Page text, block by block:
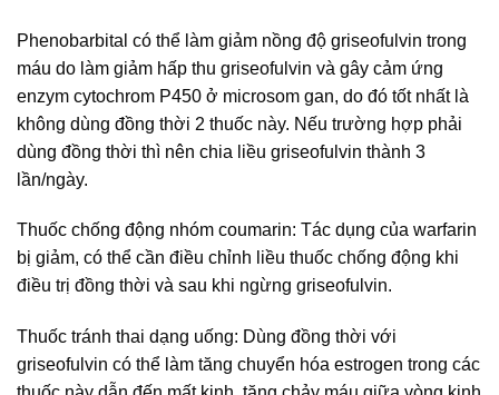
Phenobarbital có thể làm giảm nồng độ griseofulvin trong
máu do làm giảm hấp thu griseofulvin và gây cảm ứng
enzym cytochrom P450 ở microsom gan, do đó tốt nhất là
không dùng đồng thời 2 thuốc này. Nếu trường hợp phải
dùng đồng thời thì nên chia liều griseofulvin thành 3
lần/ngày.
Thuốc chống động nhóm coumarin: Tác dụng của warfarin
bị giảm, có thể cần điều chỉnh liều thuốc chống động khi
điều trị đồng thời và sau khi ngừng griseofulvin.
Thuốc tránh thai dạng uống: Dùng đồng thời với
griseofulvin có thể làm tăng chuyển hóa estrogen trong các